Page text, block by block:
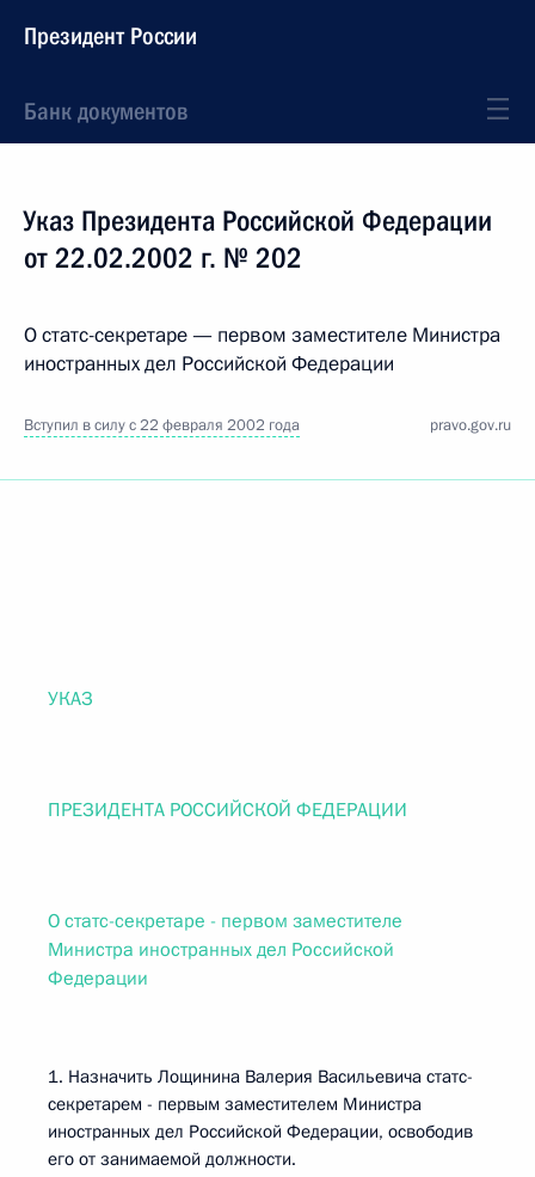
Президент России
Банк документов
Указ Президента Российской Федерации
от 22.02.2002 г. № 202
О статс-секретаре — первом заместителе Министра
иностранных дел Российской Федерации
Вступил в силу с 22 февраля 2002 года pravo.gov.ru
УКАЗ
ПРЕЗИДЕНТА РОССИЙСКОЙ ФЕДЕРАЦИИ
О статс-секретаре - первом заместителе
Министра иностранных дел Российской
Федерации
1. Назначить Лощинина Валерия Васильевича статс-
секретарем - первым заместителем Министра
иностранных дел Российской Федерации, освободив
его от занимаемой должности.